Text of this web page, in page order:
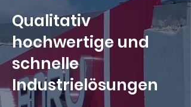
Qualitativ
hochwertige und
schnelle
Industrielösungen